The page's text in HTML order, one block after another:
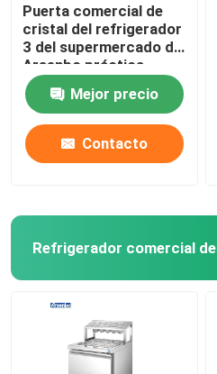
Puerta comercial de
cristal del refrigerador
3 del supermercado de
Arsenbo práctica
Mejor precio
Contacto